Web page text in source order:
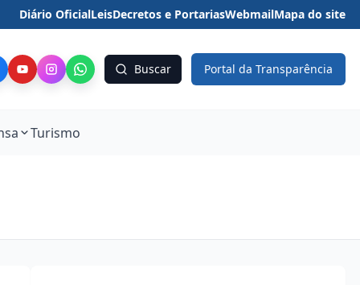
Diário OficialLeisDecretos e PortariasWebmailMapa do site
Buscar Portal da Transparência
Turismo